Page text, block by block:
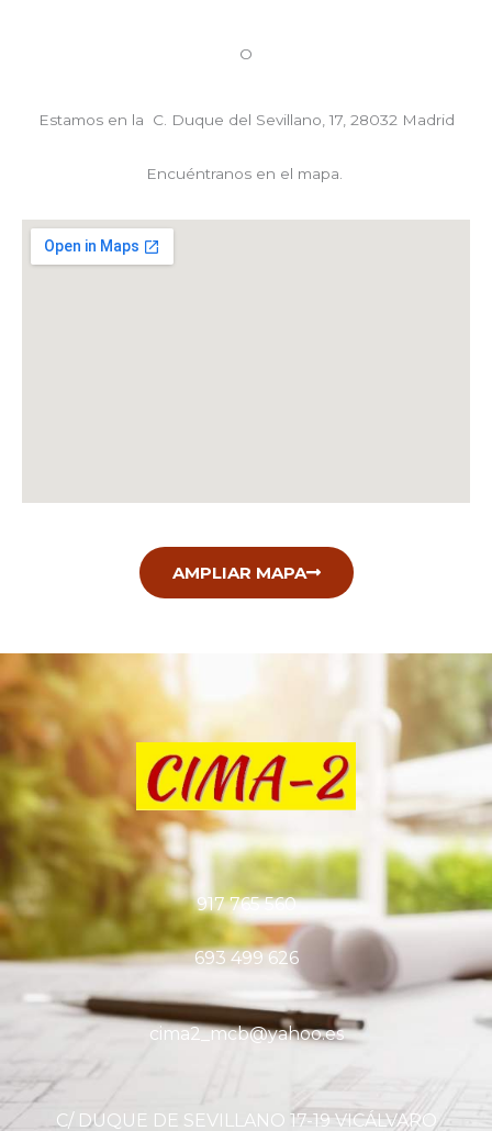
O
Estamos en la C. Duque del Sevillano, 17, 28032 Madrid
Encuéntranos en el mapa.
AMPLIAR MAPA
917 765 560
693 499 626
cima2_mcb@yahoo.es
C/ DUQUE DE SEVILLANO 17-19 VICÁLVARO